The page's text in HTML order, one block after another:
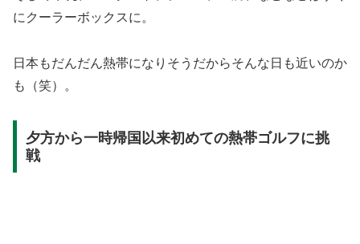
にクーラーボックスに。
日本もだんだん熱帯になりそうだからそんな日も近いのか
も（笑）。
夕方から一時帰国以来初めての熱帯ゴルフに挑
戦